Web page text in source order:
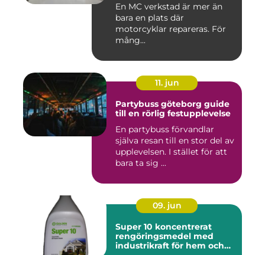
En MC verkstad är mer än
bara en plats där
motorcyklar repareras. För
mång...
11. jun
Partybuss göteborg guide
till en rörlig festupplevelse
En partybuss förvandlar
själva resan till en stor del av
upplevelsen. I stället för att
bara ta sig ...
09. jun
Super 10 koncentrerat
rengöringsmedel med
industrikraft för hem och